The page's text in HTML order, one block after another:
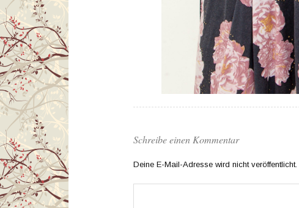
Schreibe einen Kommentar
Deine E-Mail-Adresse wird nicht veröffentlicht.